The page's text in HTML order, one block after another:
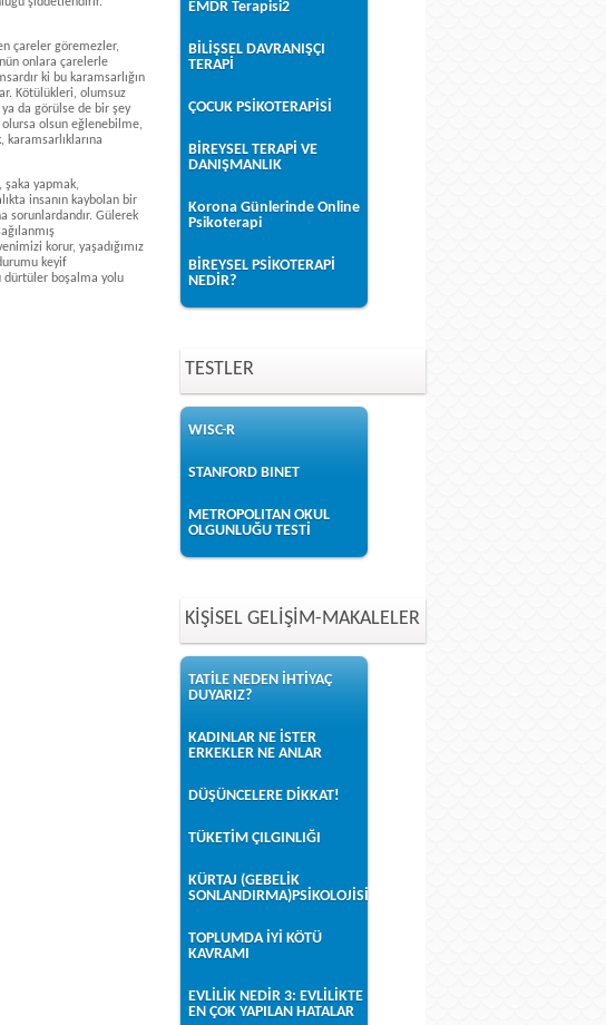
çareler göremezler,
onlara çarelerle
ki bu karamsarlığın
Kötülükleri, olumsuz
da görülse de bir şey
olsun eğlenebilme,
yapmak,
insanın kaybolan bir
sorunlardandır. Gülerek
korur, yaşadığımız
keyif
dürtüler boşalma yolu
EMDR Terapisi2
BİLİŞSEL DAVRANIŞÇI
TERAPİ
ÇOCUK PSİKOTERAPİSİ
BİREYSEL TERAPİ VE
DANIŞMANLIK
Korona Günlerinde Online
Psikoterapi
BİREYSEL PSİKOTERAPİ
NEDİR?
TESTLER
WISC-R
STANFORD BINET
METROPOLITAN OKUL
OLGUNLUĞU TESTİ
KİŞİSEL GELİŞİM-MAKALELER
TATİLE NEDEN İHTİYAÇ
DUYARIZ?
KADINLAR NE İSTER
ERKEKLER NE ANLAR
DÜŞÜNCELERE DİKKAT!
TÜKETİM ÇILGINLIĞI
KÜRTAJ (GEBELİK
SONLANDIRMA)PSİKOLOJİSİ
TOPLUMDA İYİ KÖTÜ
KAVRAMI
EVLİLİK NEDİR 3: EVLİLİKTE
EN ÇOK YAPILAN HATALAR